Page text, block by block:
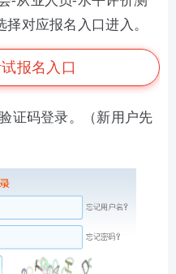
对应报名入口进入。
报名入口
证码登录。（新用户先